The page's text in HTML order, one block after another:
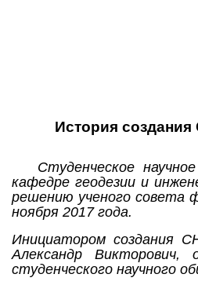
История
Студенческое
кафедре геодезии и
решению ученого совета
ноября 2017 года.
Инициатором создания
Александр Викторович,
студенческого научного